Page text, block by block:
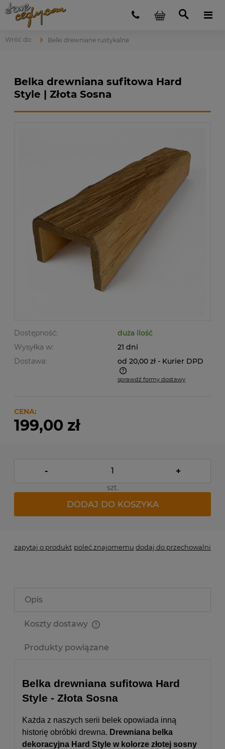
Belki drewniane rustykalne
Belka drewniana sufitowa Hard
Style | Złota Sosna
Dostępność:
duża ilość
Wysyłka w:
21 dni
Dostawa:
od 20,00 zł - Kurier DPD
Cena nie zawiera ewentualnych kosztów płatności
sprawdź formy dostawy
CENA:
199,00 zł
- +
szt.
DODAJ DO KOSZYKA
zapytaj o produkt poleć znajomemu dodaj do przechowalni
Opis
Koszty dostawy
Produkty powiązane
Belka drewniana sufitowa Hard
Style - Złota Sosna
Każda z naszych serii belek opowiada inną
historię obróbki drewna. Drewniana belka
dekoracyjna Hard Style w kolorze złotej sosny